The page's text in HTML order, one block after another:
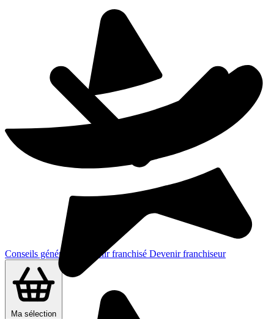
Conseils généraux Devenir franchisé Devenir franchiseur
Ma sélection